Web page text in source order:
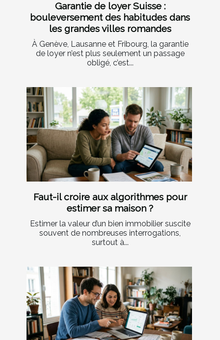
Garantie de loyer Suisse :
bouleversement des habitudes dans
les grandes villes romandes
À Genève, Lausanne et Fribourg, la garantie
de loyer n’est plus seulement un passage
obligé, c’est...
Faut-il croire aux algorithmes pour
estimer sa maison ?
Estimer la valeur d’un bien immobilier suscite
souvent de nombreuses interrogations,
surtout à...